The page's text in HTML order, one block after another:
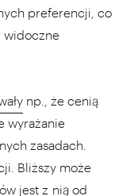
preferencji, co
widoczne
np., że cenią
wyrażanie
zasadach.
Bliższy może
jest z nią od